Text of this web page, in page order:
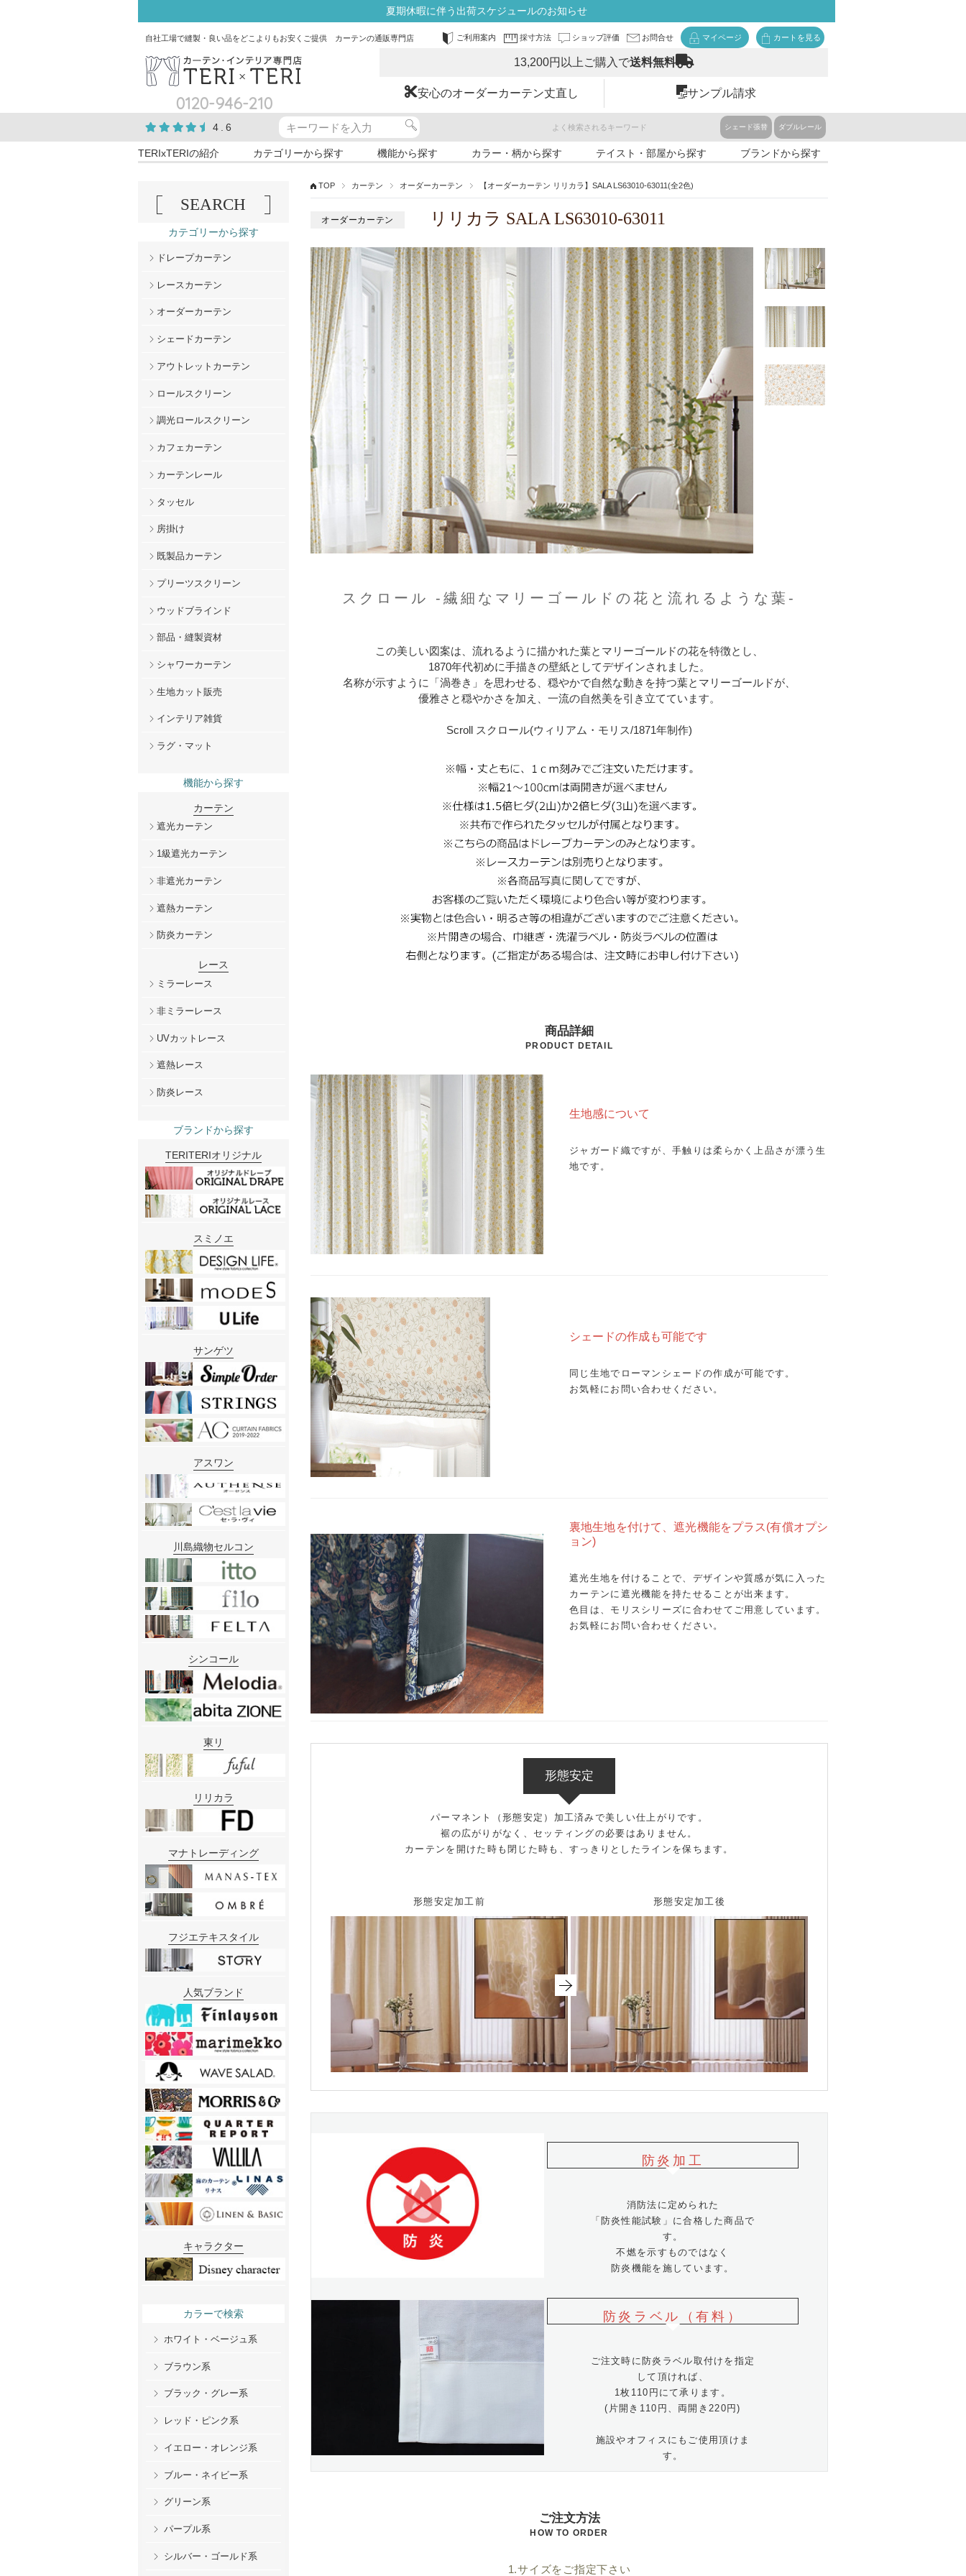
夏期休暇に伴う出荷スケジュールのお知らせ
自社工場で縫製・良い品をどこよりもお安くご提供 カーテンの通販専門店 ご利用案内 採寸方法 ショップ評価 お問合せ マイページ カートを見る
0120-946-210
13,200円以上ご購入で送料無料
安心のオーダーカーテン丈直し サンプル請求
4.6 よく検索されるキーワード シェード張替 ダブルレール
TERIxTERIの紹介 カテゴリーから探す 機能から探す カラー・柄から探す テイスト・部屋から探す ブランドから探す
TOP カーテン オーダーカーテン 【オーダーカーテン リリカラ】SALA LS63010-63011(全2色)
スクロール -繊細なマリーゴールドの花と流れるような葉-
オーダーカーテン リリカラ SALA LS63010-63011
この美しい図案は、流れるように描かれた葉とマリーゴールドの花を特徴とし、
1870年代初めに手描きの壁紙としてデザインされました。
名称が示すように「渦巻き」を思わせる、穏やかで自然な動きを持つ葉とマリーゴールドが、
優雅さと穏やかさを加え、一流の自然美を引き立てています。
Scroll スクロール(ウィリアム・モリス/1871年制作)
ご注文方法
HOW TO ORDER
1.サイズをご指定下さい
商品詳細
PRODUCT DETAIL
生地感について
ジャガード織ですが、手触りは柔らかく上品さが漂う生
地です。
シェードの作成も可能です
同じ生地でローマンシェードの作成が可能です。
お気軽にお問い合わせください。
裏地生地を付けて、遮光機能をプラス(有償オプシ
ョン)
遮光生地を付けることで、デザインや質感が気に入った
カーテンに遮光機能を持たせることが出来ます。
色目は、モリスシリーズに合わせてご用意しています。
お気軽にお問い合わせください。
形態安定
パーマネント（形態安定）加工済みで美しい仕上がりです。
裾の広がりがなく、セッティングの必要はありません。
カーテンを開けた時も閉じた時も、すっきりとしたラインを保ちます。
形態安定加工前 形態安定加工後
防炎加工
消防法に定められた
「防炎性能試験」に合格した商品で
す。
不燃を示すものではなく
防炎機能を施しています。
防炎ラベル（有料）
ご注文時に防炎ラベル取付けを指定
して頂ければ、
1枚110円にて承ります。
(片開き110円、両開き220円)
施設やオフィスにもご使用頂けま
す。
SEARCH
カテゴリーから探す
ドレープカーテン
レースカーテン
オーダーカーテン
シェードカーテン
アウトレットカーテン
ロールスクリーン
調光ロールスクリーン
カフェカーテン
カーテンレール
タッセル
房掛け
既製品カーテン
プリーツスクリーン
ウッドブラインド
部品・縫製資材
シャワーカーテン
生地カット販売
インテリア雑貨
ラグ・マット
機能から探す
カーテン
遮光カーテン
1級遮光カーテン
非遮光カーテン
遮熱カーテン
防炎カーテン
レース
ミラーレース
非ミラーレース
UVカットレース
遮熱レース
防炎レース
ブランドから探す
TERITERIオリジナル
スミノエ
サンゲツ
アスワン
川島織物セルコン
シンコール
東リ
リリカラ
マナトレーディング
フジエテキスタイル
人気ブランド
キャラクター
カラーで検索
ホワイト・ベージュ系
ブラウン系
ブラック・グレー系
レッド・ピンク系
イエロー・オレンジ系
ブルー・ネイビー系
グリーン系
パープル系
シルバー・ゴールド系